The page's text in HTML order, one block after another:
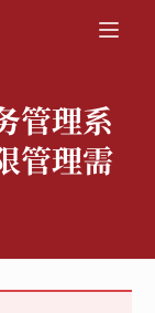
管理系
管理需